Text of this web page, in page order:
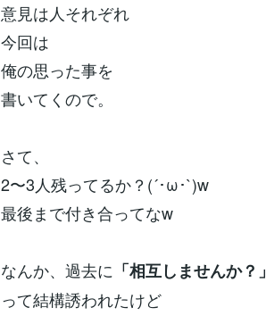
意見は人それぞれ
今回は
俺の思った事を
書いてくので。
さて、
2〜3人残ってるか？(´･ω･`)w
最後まで付き合ってなw
なんか、過去に 「相互しませんか？」
って結構誘われたけど